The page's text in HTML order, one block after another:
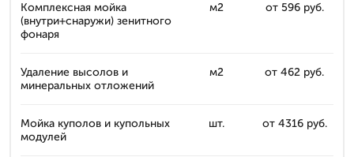
Комплексная мойка
(внутри+снаружи) зенитного
фонаря
м2 от 596 руб.
Удаление высолов и
минеральных отложений
м2 от 462 руб.
Мойка куполов и купольных
модулей
шт. от 4316 руб.